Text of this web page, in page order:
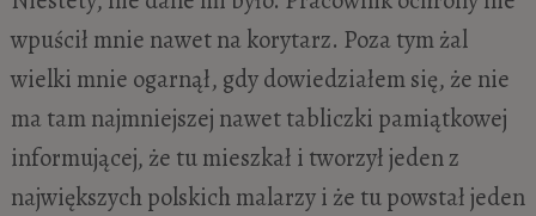
wpuścił mnie nawet na korytarz. Poza tym żal
wielki mnie ogarnął, gdy dowiedziałem się, że nie
ma tam najmniejszej nawet tabliczki pamiątkowej
informującej, że tu mieszkał i tworzył jeden z
największych polskich malarzy i że tu powstał jeden